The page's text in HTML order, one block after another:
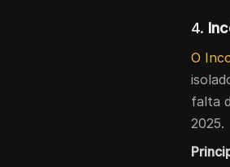
4.
O
falta
2025.